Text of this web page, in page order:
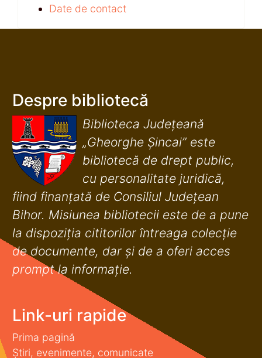
Date de contact
Despre bibliotecă
Biblioteca Județeană
„Gheorghe Șincai” este
bibliotecă de drept public,
cu personalitate juridică,
fiind finanţată de Consiliul Judeţean
Bihor. Misiunea bibliotecii este de a pune
la dispoziţia cititorilor întreaga colecţie
de documente, dar şi de a oferi acces
prompt la informaţie.
Link-uri rapide
Prima pagină
Știri, evenimente, comunicate